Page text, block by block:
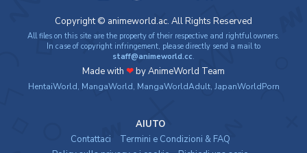
Copyright © animeworld.ac. All Rights Reserved
All files on this site are the property of their respective and rightful owners.
In case of copyright infringement, please directly send a mail to
staff@animeworld.cc.
Made with ❤by AnimeWorld Team
HentaiWorld, MangaWorld, MangaWorldAdult, JapanWorldPorn
AIUTO
Contattaci
Termini e Condizioni & FAQ